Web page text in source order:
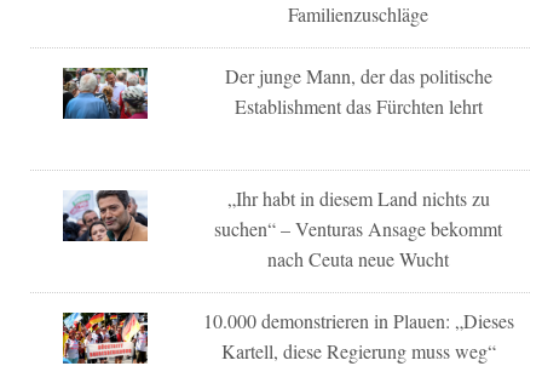
Familienzuschläge
Der junge Mann, der das politische
Establishment das Fürchten lehrt
„Ihr habt in diesem Land nichts zu
suchen“ – Venturas Ansage bekommt
nach Ceuta neue Wucht
10.000 demonstrieren in Plauen: „Dieses
Kartell, diese Regierung muss weg“